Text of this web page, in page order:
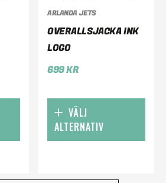
ARLANDA JETS
OVERALLSJACKA INK
LOGO
699KR
VÄLJ
ALTERNATIV